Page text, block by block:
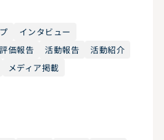
インタビュー
評価報告 活動報告
活動紹介
メディア掲載